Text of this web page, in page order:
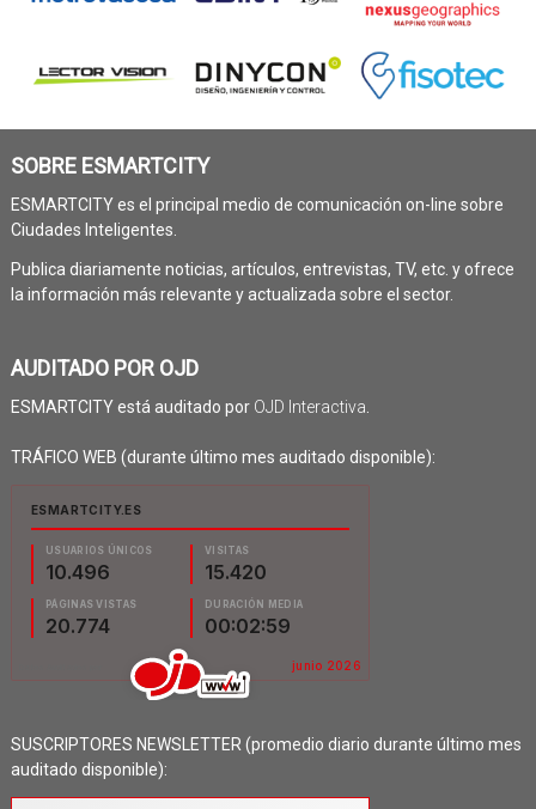
SOBRE ESMARTCITY
ESMARTCITY es el principal medio de comunicación on-line sobre
Ciudades Inteligentes.
Publica diariamente noticias, artículos, entrevistas, TV, etc. y ofrece
la información más relevante y actualizada sobre el sector.
AUDITADO POR OJD
ESMARTCITY está auditado por OJD Interactiva.
TRÁFICO WEB (durante último mes auditado disponible):
SUSCRIPTORES NEWSLETTER (promedio diario durante último mes
auditado disponible):